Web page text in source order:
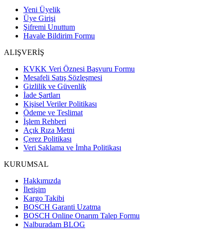
Yeni Üyelik
Üye Girişi
Şifremi Unuttum
Havale Bildirim Formu
ALIŞVERİŞ
KVKK Veri Öznesi Başvuru Formu
Mesafeli Satış Sözleşmesi
Gizlilik ve Güvenlik
İade Şartları
Kişisel Veriler Politikası
Ödeme ve Teslimat
İşlem Rehberi
Açık Rıza Metni
Çerez Politikası
Veri Saklama ve İmha Politikası
KURUMSAL
Hakkımızda
İletişim
Kargo Takibi
BOSCH Garanti Uzatma
BOSCH Online Onarım Talep Formu
Nalburadam BLOG